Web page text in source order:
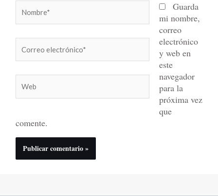
electrónico*
Guarda
mi nombre,
correo
electrónico
y web en
este
navegador
para la
próxima vez
que
comente.